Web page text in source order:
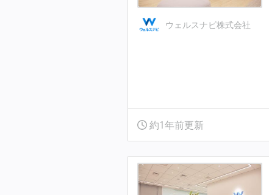
ウェルスナビ株式会社
約1年前更新